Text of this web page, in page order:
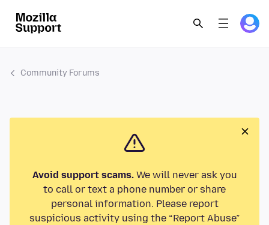
Community Forums
Avoid support scams.We will never ask you
to call or text a phone number or share
personal information. Please report
suspicious activity using the “Report Abuse”